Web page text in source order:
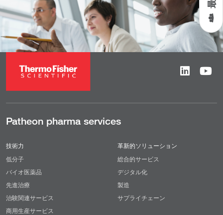
Patheon pharma services
技術力
低分子
バイオ医薬品
先進治療
治験関連サービス
商用生産サービス
革新的ソリューション
総合的サービス
デジタル化
製造
サプライチェーン